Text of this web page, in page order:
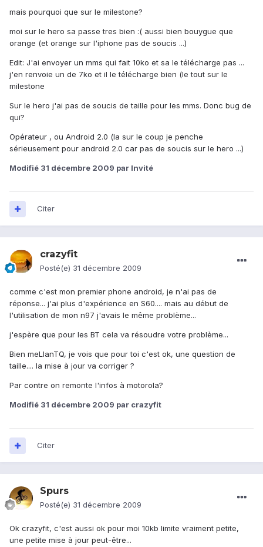
mais pourquoi que sur le milestone?
moi sur le hero sa passe tres bien :( aussi bien bouygue que
orange (et orange sur l'iphone pas de soucis ...)
Edit: J'ai envoyer un mms qui fait 10ko et sa le télécharge pas ...
j'en renvoie un de 7ko et il le télécharge bien (le tout sur le
milestone
Sur le hero j'ai pas de soucis de taille pour les mms. Donc bug de
qui?
Opérateur , ou Android 2.0 (la sur le coup je penche
sérieusement pour android 2.0 car pas de soucis sur le hero ...)
Modifié 31 décembre 2009 par Invité
Citer
crazyfit
Posté(e) 31 décembre 2009
comme c'est mon premier phone android, je n'ai pas de
réponse... j'ai plus d'expérience en S60.... mais au début de
l'utilisation de mon n97 j'avais le même problème...
j'espère que pour les BT cela va résoudre votre problème...
Bien meLIanTQ, je vois que pour toi c'est ok, une question de
taille.... la mise à jour va corriger ?
Par contre on remonte l'infos à motorola?
Modifié 31 décembre 2009 par crazyfit
Citer
Spurs
Posté(e) 31 décembre 2009
Ok crazyfit, c'est aussi ok pour moi 10kb limite vraiment petite,
une petite mise à jour peut-être...